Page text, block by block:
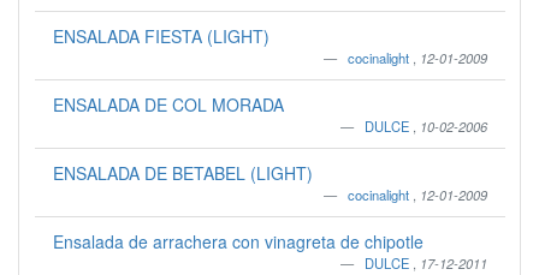
ENSALADA FIESTA (LIGHT)
cocinalight 12-01-2009
ENSALADA DE COL MORADA
DULCE 10-02-2006
ENSALADA DE BETABEL (LIGHT)
cocinalight 12-01-2009
Ensalada de arrachera con vinagreta de chipotle
DULCE 17-12-2011